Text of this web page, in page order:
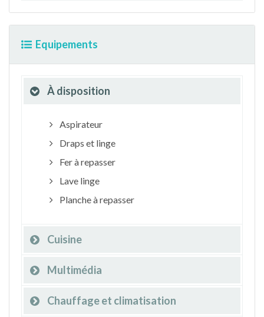
Equipements
À disposition
Aspirateur
Draps et linge
Fer à repasser
Lave linge
Planche à repasser
Cuisine
Multimédia
Chauffage et climatisation